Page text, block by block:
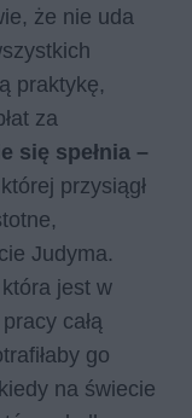
że nie uda
praktykę,
za
się spełnia –
przysiągł
Judyma.
jest w
całą
go
na świecie